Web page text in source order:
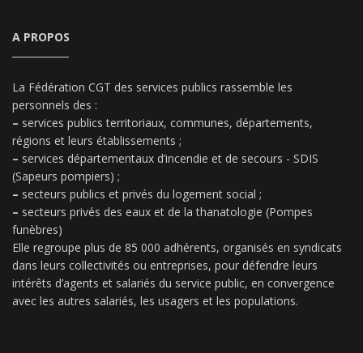
A PROPOS
La Fédération CGT des services publics rassemble les
personnels des :
– services publics territoriaux, communes, départements,
régions et leurs établissements ;
– services départementaux d’incendie et de secours - SDIS
(Sapeurs pompiers) ;
– secteurs publics et privés du logement social ;
– secteurs privés des eaux et de la thanatologie (Pompes
funèbres)
Elle regroupe plus de 85 000 adhérents, organisés en syndicats
dans leurs collectivités ou entreprises, pour défendre leurs
intérêts d’agents et salariés du service public, en convergence
avec les autres salariés, les usagers et les populations.